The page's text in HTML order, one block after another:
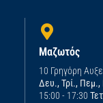
Μαζωτός
10 Γρηγόρη
Δευ., Τρί., Πεμ.,
15:00 - 17:30